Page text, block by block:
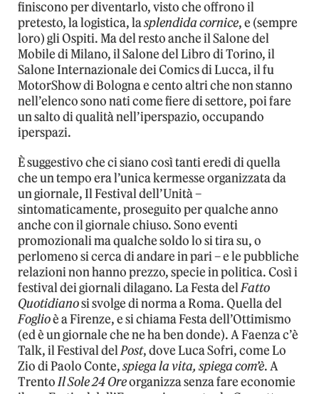
finiscono per diventarlo, visto che offrono il
pretesto, la logistica, lasplendida cornice, e (sempre
loro) gli Ospiti. Ma del resto anche il Salone del
Mobile di Milano, il Salone del Libro di Torino, il
Salone Internazionale dei Comics di Lucca, il fu
MotorShow di Bologna e cento altri che non stanno
nell’elenco sono nati come fiere di settore, poi fare
un salto di qualità nell’iperspazio, occupando
iperspazi.
È suggestivo che ci siano così tanti eredi di quella
che un tempo era l’unica kermesse organizzata da
un giornale, Il Festival dell’Unità –
sintomaticamente, proseguito per qualche anno
anche con il giornale chiuso. Sono eventi
promozionali ma qualche soldo lo si tira su, o
perlomeno si cerca di andare in pari – e le pubbliche
relazioni non hanno prezzo, specie in politica. Così i
festival dei giornali dilagano. La Festa delFatto
Quotidianosi svolge di norma a Roma. Quella del
Foglioè a Firenze, e si chiama Festa dell’Ottimismo
(ed è un giornale che ne ha ben donde). A Faenza c’è
Talk, il Festival delPost, dove Luca Sofri, come Lo
Zio di Paolo Conte,spiega la vita, spiega com’è. A
TrentoIl Sole 24 Oreorganizza senza fare economie